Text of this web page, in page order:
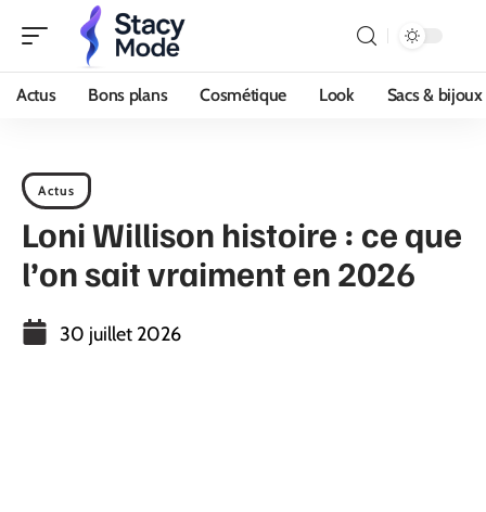
Actus Bons plans Cosmétique Look Sacs & bijoux
Actus
Loni Willison histoire : ce que
l’on sait vraiment en 2026
30 juillet 2026